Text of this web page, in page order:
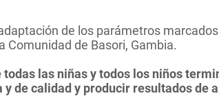
de los parámetros
Comunidad de Basori, Gambia.
todas las niñas y todos los niños
de calidad y producir resultados de